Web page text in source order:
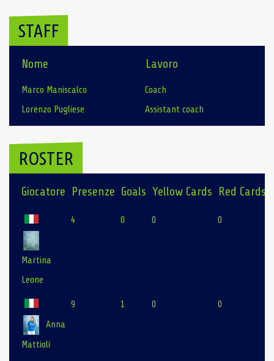
STAFF
Nome Lavoro
Marco Maniscalco
Coach
Lorenzo Pugliese
Assistant coach
ROSTER
Giocatore Presenze Goals Yellow Cards Red Cards
Martina
Leone
4 0 0 0
Anna
Mattioli
9 1 0 0